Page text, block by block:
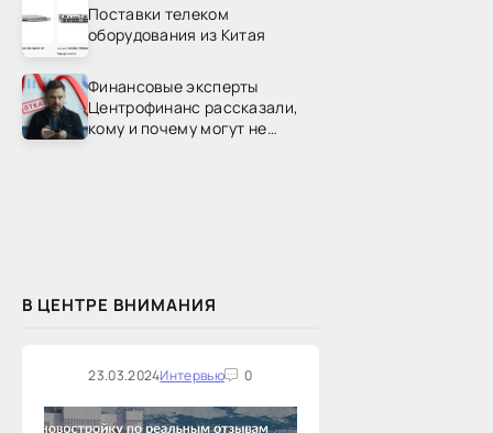
Поставки телеком
оборудования из Китая
Финансовые эксперты
Центрофинанс рассказали,
кому и почему могут не
В ЦЕНТРЕ ВНИМАНИЯ
23.03.2024Интервью 0